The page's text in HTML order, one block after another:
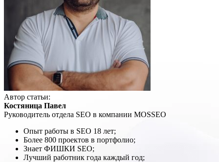
Автор статьи:
Костяница Павел
Руководитель отдела SEO в компании MOSSEO
Опыт работы в SEO 18 лет;
Более 800 проектов в портфолио;
Знает ФИШКИ SEO;
Лучший работник года каждый год;